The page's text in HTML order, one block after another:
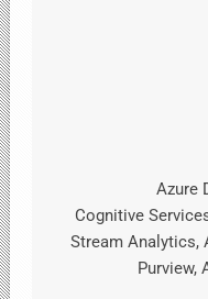
Azure
Cognitive
Stream Analytics,
Purview,